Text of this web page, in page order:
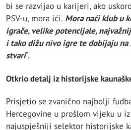
bi se razvijao u karijeri, ako
PSV-u, mora ići. Mora naći klub u
igrače, velike potencijale,
i tako dižu nivo igre te dobijaju na
stvari“.
Otkrio detalj iz historijske
Prisjetio se zvanično najbolji
Hercegovine u prošlom vijeku u
najuspješniji selektor historijske